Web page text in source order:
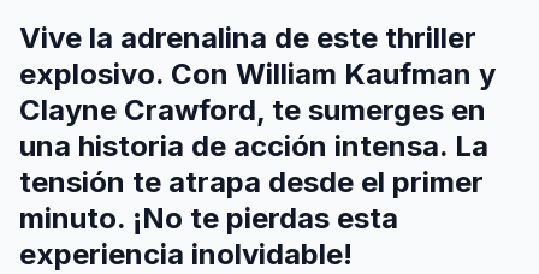
Vive la adrenalina de este thriller
explosivo. Con William Kaufman y
Clayne Crawford, te sumerges en
una historia de acción intensa. La
tensión te atrapa desde el primer
minuto. ¡No te pierdas esta
experiencia inolvidable!